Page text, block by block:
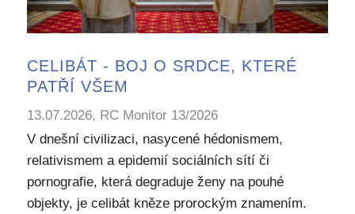
CELIBÁT - BOJ O SRDCE, KTERÉ
PATŘÍ VŠEM
13.07.2026, RC Monitor 13/2026
V dnešní civilizaci, nasycené hédonismem,
relativismem a epidemií sociálních sítí či
pornografie, která degraduje ženy na pouhé
objekty, je celibát kněze prorockým znamením.